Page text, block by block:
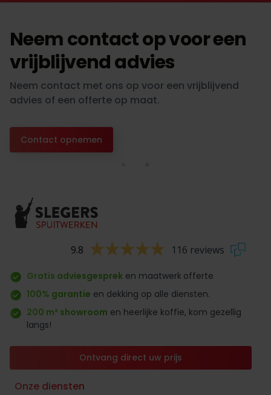
Neem contact op voor een
vrijblijvend advies
Neem contact met ons op voor een vrijblijvend
advies of een offerte op maat.
Contact opnemen
9.8 116 reviews
Gratis adviesgesprek en maatwerk offerte
100% garantie en dekking op alle diensten.
200 m² showroom en heerlijke koffie, kom gezellig
langs!
Ontvang direct uw prijs
Onze diensten